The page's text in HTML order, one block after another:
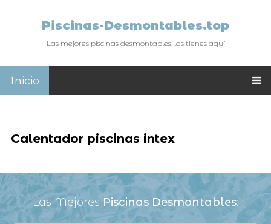
Piscinas-Desmontables.top
Las mejores piscinas desmontables, las tienes aquí
Inicio
Calentador piscinas intex
Las Mejores Piscinas Desmontables: